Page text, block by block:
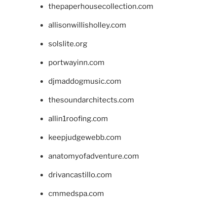
thepaperhousecollection.com
allisonwillisholley.com
solslite.org
portwayinn.com
djmaddogmusic.com
thesoundarchitects.com
allin1roofing.com
keepjudgewebb.com
anatomyofadventure.com
drivancastillo.com
cmmedspa.com